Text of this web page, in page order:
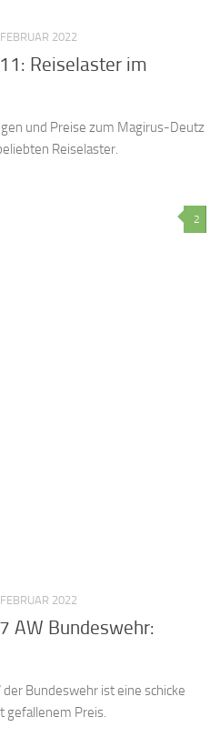
2022
Reiselaster im
und Preise zum Magirus-Deutz
Reiselaster.
2
2022
AW Bundeswehr:
Bundeswehr ist eine schicke
gefallenem Preis.